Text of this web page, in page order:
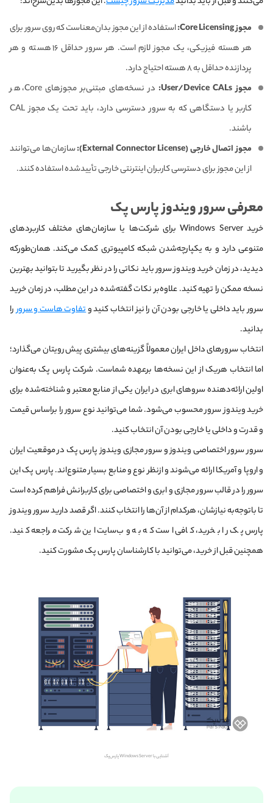
مجوز Core Licensing:
استفاده از این مجوز بدان‌معناست که روی سرور برای
هر هسته فیزیکی، یک مجوز لازم است. هر سرور حداقل ۱۶ هسته و هر
پردازنده حداقل به ۸ هسته احتیاج دارد.
مجوز User/Device CALs:
در نسخه‌های مبتنی‌بر مجوزهای Core، هر
کاربر یا دستگاهی که به سرور دسترسی دارد، باید تحت یک مجوز CAL
باشند.
مجوز اتصال خارجی (External Connector License):
سازمان‌ها می‌توانند
از این مجوز برای دسترسی کاربران اینترنتی خارجی تأیید‌شده استفاده کنند.
معرفی سرور ویندوز پارس پک
خرید Windows Server برای شرکت‌ها یا سازمان‌های مختلف کاربردهای
متنوعی دارد و به یکپارچه‌شدن شبکه کامپیوتری کمک می‌کند. همان‌طور‌که
دیدید، در زمان خرید ویندوز سرور باید نکاتی را در نظر بگیرید تا بتوانید بهترین
نسخه ممکن را تهیه کنید. علاوه‌بر نکات گفته‌شده در این مطلب، در زمان خرید
سرور باید داخلی یا خارجی بودن آن را نیز انتخاب کنید وتفاوت هاست و سروررا
بدانید.
انتخاب سرورهای داخل ایران معمولاً گزینه‌های بیشتری پیش رویتان می‌گذارد؛
اما انتخاب هر‌یک از این نسخه‌ها بر‌عهده شماست. شرکت پارس پک به‌عنوان
اولین ارائه‌دهنده سروهای ابری در ایران یکی از منابع معتبر و شناخته‌شده برای
خرید ویندوز سرور محسوب می‌شود. شما می‌توانید نوع سرور را براساس قیمت
و قدرت و داخلی یا خارجی بودن آن انتخاب کنید.
سرور سرور اختصاصی ویندوز و سرور مجازی ویندوز پارس پک در موقعیت ایران
و اروپا و آمریکا ارائه می‌شوند و ازنظر نوع و منابع بسیار متنوع‌اند. پارس پک این
سرور را در قالب سرور مجازی و ابری و اختصاصی برای کاربرانش فراهم کرده است
تا باتوجه‌به نیازشان، هرکدام از آن‌‌ها را انتخاب کنند. اگر قصد دارید سرور ویندوز
پارس پک را بخرید، کافی است که به وب‌سایت این شرکت مراجعه کنید.
همچنین قبل از خرید، می‌توانید با کارشناسان پارس پک مشورت کنید.
آشنایی با Windows Server پارس‌پک